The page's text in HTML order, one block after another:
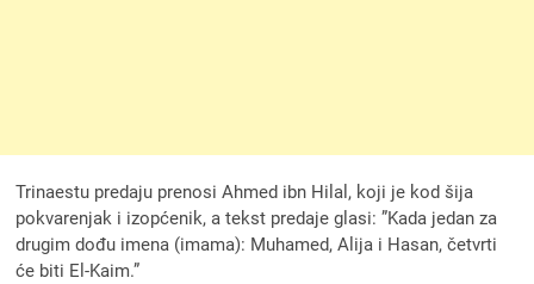
Trinaestu predaju prenosi Ahmed ibn Hilal, koji je kod šija
pokvarenjak i izopćenik, a tekst predaje glasi: ”Kada jedan za
drugim dođu imena (imama): Muhamed, Alija i Hasan, četvrti
će biti El-Kaim.”